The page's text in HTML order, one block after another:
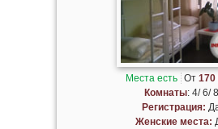
Места есть От170
Комнаты: 4/ 6/ 8
Регистрация:
Женские места: